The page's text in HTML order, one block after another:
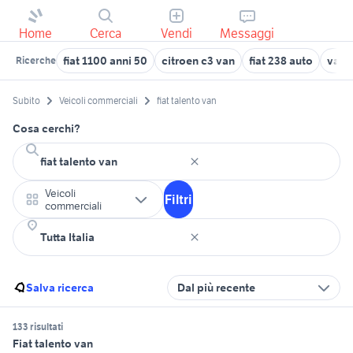
Home Cerca Vendi Messaggi
Ricerche fiat 1100 anni 50 citroen c3 van fiat 238 auto van
Subito Veicoli commerciali fiat talento van
Cosa cerchi?
Veicoli
commerciali
Filtri
Salva ricerca Dal più recente
133 risultati
Fiat talento van